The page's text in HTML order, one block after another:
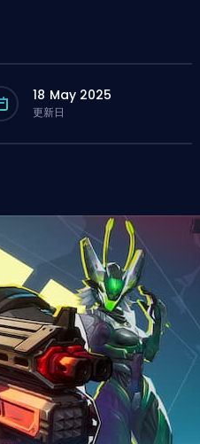
18 May 2025
更新日